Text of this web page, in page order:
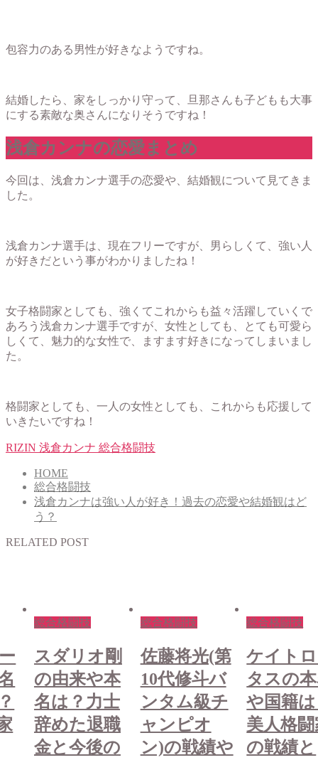
包容力のある男性が好きなようですね。
結婚したら、家をしっかり守って、旦那さんも子どもも大事
にする素敵な奥さんになりそうですね！
浅倉カンナの恋愛まとめ
今回は、浅倉カンナ選手の恋愛や、結婚観について見てきま
した。
浅倉カンナ選手は、現在フリーですが、男らしくて、強い人
が好きだという事がわかりましたね！
女子格闘家としても、強くてこれからも益々活躍していくで
あろう浅倉カンナ選手ですが、女性としても、とても可愛ら
しくて、魅力的な女性で、ますます好きになってしまいまし
た。
格闘家としても、一人の女性としても、これからも応援して
いきたいですね！
RIZIN 浅倉カンナ 総合格闘技
HOME
総合格闘技
浅倉カンナは強い人が好き！過去の恋愛や結婚観はど
う？
RELATED POST
総合格闘技
スダリオ剛
の由来や本
名は？力士
辞めた退職
金と今後の
総合格闘技
佐藤将光(第
10代修斗バ
ンタム級チ
ャンピオ
ン)の戦績や
総合格闘技
ケイト
タスの
や国籍
美人格
の戦績と